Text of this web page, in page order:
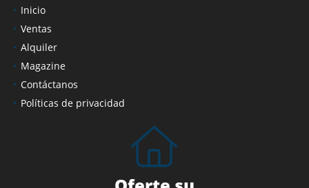
Inicio
Ventas
Alquiler
Magazine
Contáctanos
Políticas de privacidad